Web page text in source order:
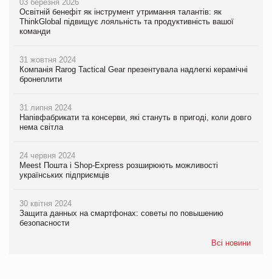
03 березня 2026
Освітній бенефіт як інструмент утримання талантів: як
ThinkGlobal підвищує лояльність та продуктивність вашої
команди
31 жовтня 2024
Компанія Rarog Tactical Gear презентувала надлегкі керамічні
бронеплити
31 липня 2024
Напівфабрикати та консерви, які стануть в пригоді, коли довго
нема світла
24 червня 2024
Meest Пошта і Shop-Express розширюють можливості
українських підприємців
30 квітня 2024
Защита данных на смартфонах: советы по повышению
безопасности
Всі новини